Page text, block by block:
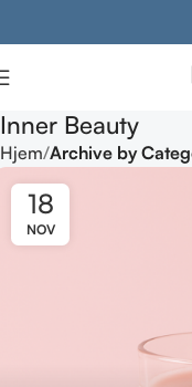
Inner Beauty
Hjem Archive by
18
NOV